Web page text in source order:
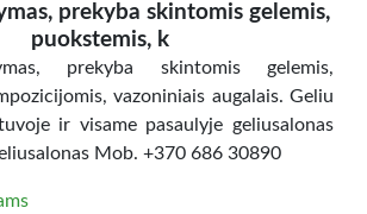
prekyba skintomis gelemis,
puokstemis, k
prekyba skintomis gelemis,
vazoniniais augalais. Geliu
ir visame pasaulyje geliusalonas
Mob. +370 686 30890